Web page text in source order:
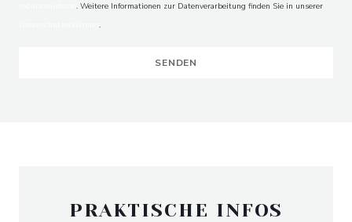
. Weitere Informationen zur Datenverarbeitung finden Sie in unserer
.
PRAKTISCHE INFOS